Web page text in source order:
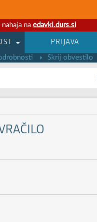
na edavki.durs.si
PRIJAVA
Skrij obvestilo